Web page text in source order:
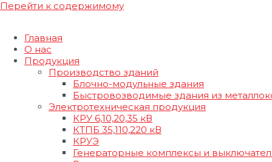
Перейти к содержимому
Главная
О нас
Продукция
Производство зданий
Блочно-модульные здания
Быстровозводимые здания из
Электротехническая продукция
КРУ 6,10,20,35 кВ
КТПБ 35,110,220 кВ
КРУЭ
Генераторные комплексы и